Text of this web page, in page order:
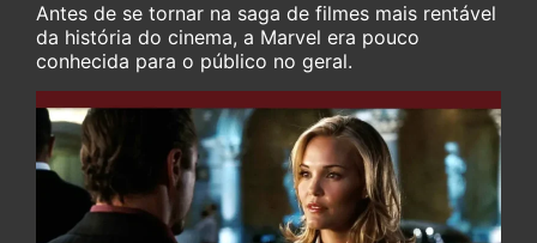
Antes de se tornar na saga de filmes mais rentável
da história do cinema, a Marvel era pouco
conhecida para o público no geral.